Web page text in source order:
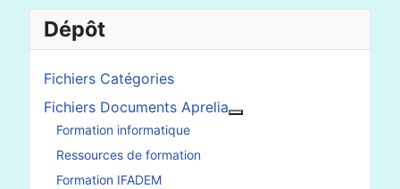
Dépôt
Fichiers Catégories
Fichiers Documents Aprelia
Formation informatique
Ressources de formation
Formation IFADEM